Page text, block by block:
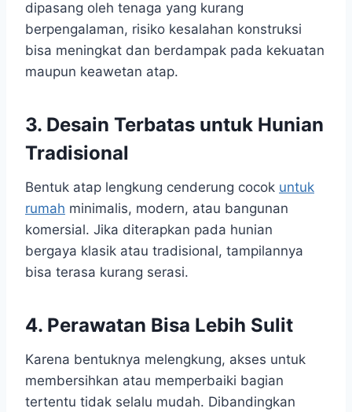
dipasang oleh tenaga yang kurang
berpengalaman, risiko kesalahan konstruksi
bisa meningkat dan berdampak pada kekuatan
maupun keawetan atap.
3. Desain Terbatas untuk Hunian
Tradisional
Bentuk atap lengkung cenderung cocok untuk
rumah minimalis, modern, atau bangunan
komersial. Jika diterapkan pada hunian
bergaya klasik atau tradisional, tampilannya
bisa terasa kurang serasi.
4. Perawatan Bisa Lebih Sulit
Karena bentuknya melengkung, akses untuk
membersihkan atau memperbaiki bagian
tertentu tidak selalu mudah. Dibandingkan